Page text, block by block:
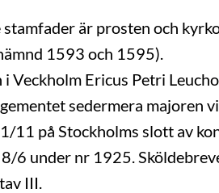
är prosten och
1593 och 1595).
Veckholm Ericus Petri
sedermera majoren
på Stockholms slott av
6 under nr 1925.
III.